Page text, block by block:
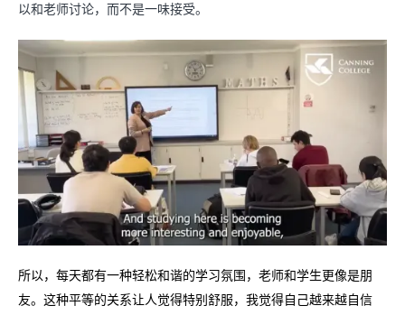
以和老师讨论，而不是一味接受。
所以，每天都有一种轻松和谐的学习氛围，老师和学生更像是朋
友。这种平等的关系让人觉得特别舒服，我觉得自己越来越自信